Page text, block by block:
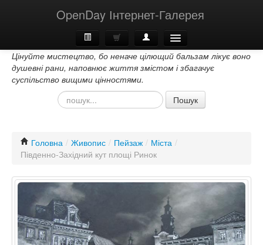
OpenDay Інтернет-Галерея
Головна
Про Нас
Цінуйте мистецтво, бо неначе цілющий бальзам лікує воно
душевні рани, наповнює життя змістом і збагачує
суспільство вищими цінностями.
Пошук
Головна / Живопис / Пейзаж / Міста /
Південно-Західний кут площі Ринок